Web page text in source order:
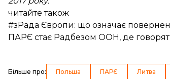
читайте також
#зРада Європи: що означає
ПАРЄ стає Радбезом ООН, де
Більше про: Польша ПАРЄ Литва